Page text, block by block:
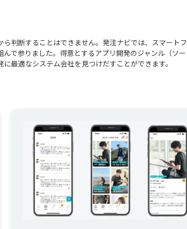
判断することはできません。発注ナビでは、スマート
で参りました。得意とするアプリ開発のジャンル（ソ
最適なシステム会社を見つけだすことができます。